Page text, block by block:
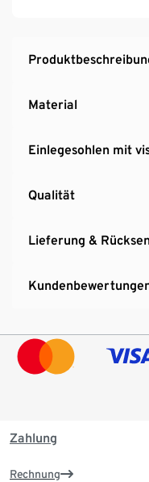
Material
Einlegesohlen mit
Qualität
Lieferung &
Zahlung
Rechnung